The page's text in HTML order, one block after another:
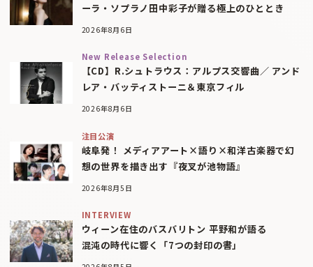
ーラ・ソプラノ田中彩子が贈る極上のひととき
2026年8月6日
New Release Selection
【CD】R.シュトラウス：アルプス交響曲／ アンド
レア・バッティストーニ＆東京フィル
2026年8月6日
注目公演
岐阜発！ メディアアート×語り×和洋古楽器で幻
想の世界を描き出す『夜叉が池物語』
2026年8月5日
INTERVIEW
ウィーン在住のバスバリトン 平野和が語る
混沌の時代に響く「7つの封印の書」